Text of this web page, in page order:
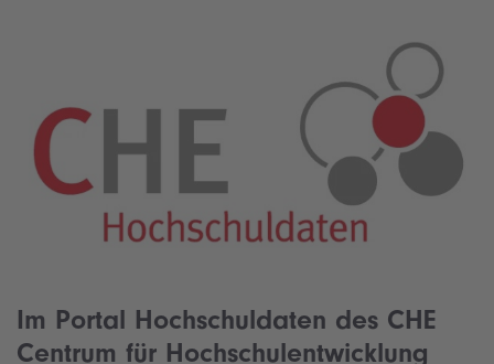
Im Portal Hochschuldaten des CHE
Centrum für Hochschulentwicklung